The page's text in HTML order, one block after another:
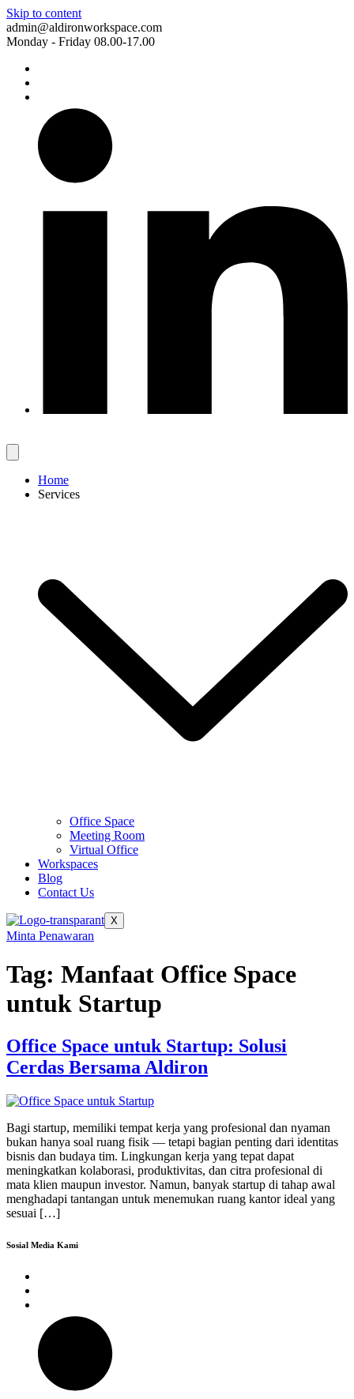
Skip to content
admin@aldironworkspace.com
Monday - Friday 08.00-17.00
Home
Services
Office Space
Meeting Room
Virtual Office
Workspaces
Blog
Contact Us
X
Minta Penawaran
Tag: Manfaat Office Space
untuk Startup
Office Space untuk Startup: Solusi
Cerdas Bersama Aldiron
Bagi startup, memiliki tempat kerja yang profesional dan nyaman
bukan hanya soal ruang fisik — tetapi bagian penting dari identitas
bisnis dan budaya tim. Lingkungan kerja yang tepat dapat
meningkatkan kolaborasi, produktivitas, dan citra profesional di
mata klien maupun investor. Namun, banyak startup di tahap awal
menghadapi tantangan untuk menemukan ruang kantor ideal yang
sesuai […]
Sosial Media Kami